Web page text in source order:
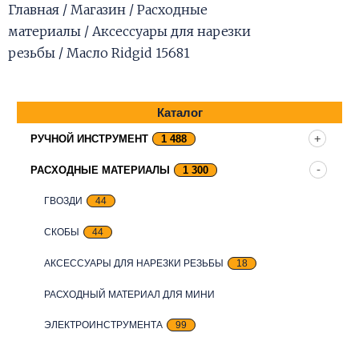
Главная / Магазин / Расходные
материалы / Аксессуары для нарезки
резьбы / Масло Ridgid 15681
Каталог
РУЧНОЙ ИНСТРУМЕНТ 1 488
РАСХОДНЫЕ МАТЕРИАЛЫ 1 300
ГВОЗДИ 44
СКОБЫ 44
АКСЕССУАРЫ ДЛЯ НАРЕЗКИ РЕЗЬБЫ 18
РАСХОДНЫЙ МАТЕРИАЛ ДЛЯ МИНИ
ЭЛЕКТРОИНСТРУМЕНТА 99